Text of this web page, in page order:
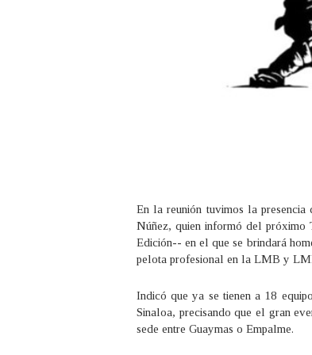
En la reunión tuvimos la
Núñez, quien informó del
Edición-- en el que se brindará
pelota profesional en la LMB y
Indicó que ya se tienen a 18
Sinaloa, precisando que el gran
sede entre Guaymas o Empalme.